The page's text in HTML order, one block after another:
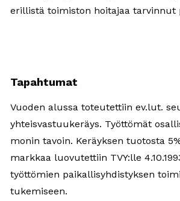
erillistä toimiston hoitajaa tarvinnut
Tapahtumat
Vuoden alussa toteutettiin ev.lut.
yhteisvastuukeräys. Työttömät
monin tavoin. Keräyksen tuotosta
markkaa luovutettiin TVY:lle
työttömien paikallisyhdistyksen
tukemiseen.